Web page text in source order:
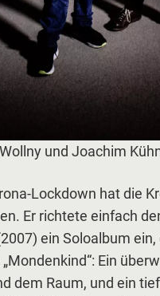
und Joachim
Lockdown hat die
Er richtete einfach
ein Soloalbum
Ein
dem Raum, und ein